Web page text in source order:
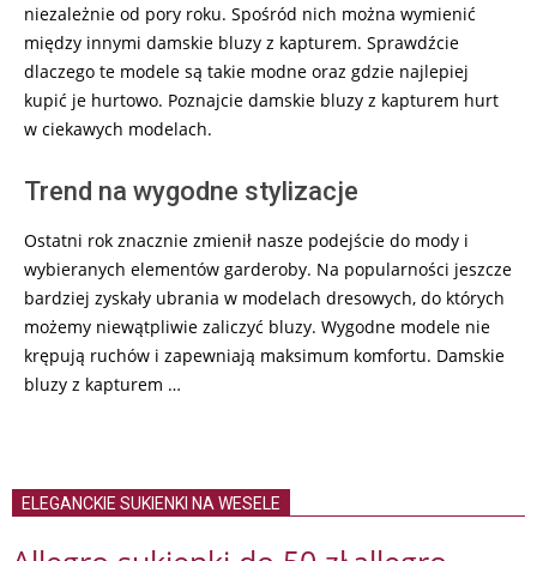
niezależnie od pory roku. Spośród nich można wymienić
między innymi damskie bluzy z kapturem. Sprawdźcie
dlaczego te modele są takie modne oraz gdzie najlepiej
kupić je hurtowo. Poznajcie damskie bluzy z kapturem hurt
w ciekawych modelach.
Trend na wygodne stylizacje
Ostatni rok znacznie zmienił nasze podejście do mody i
wybieranych elementów garderoby. Na popularności jeszcze
bardziej zyskały ubrania w modelach dresowych, do których
możemy niewątpliwie zaliczyć bluzy. Wygodne modele nie
krępują ruchów i zapewniają maksimum komfortu. Damskie
bluzy z kapturem …
ELEGANCKIE SUKIENKI NA WESELE